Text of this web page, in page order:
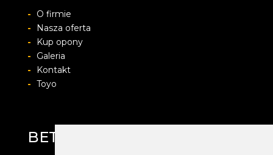
-
O firmie
-
Nasza oferta
-
Kup opony
-
Galeria
-
Kontakt
- Toyo
BET-POL